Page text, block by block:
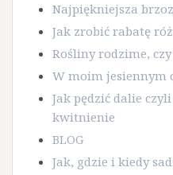
Najpiękniejsza
Jak zrobić rabatę
Rośliny rodzime,
W moim jesiennym
Jak pędzić dalie
kwitnienie
BLOG
Jak, gdzie i kiedy